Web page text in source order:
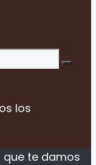
los
que te damos